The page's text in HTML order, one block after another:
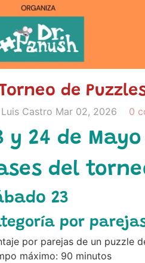
de
Castro Mar 02, 2026 0
y 24 de
del
23
por
por parejas de un puzzle
máximo: 90 minutos